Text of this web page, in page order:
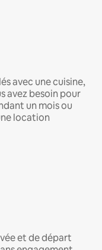
avec une cuisine,
avez besoin pour
un mois ou
location
et de départ